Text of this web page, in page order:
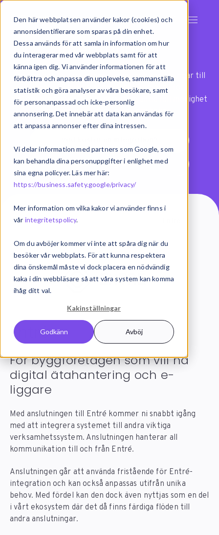
Den här webbplatsen använder kakor (cookies) och
annonsidentifierare som sparas på din enhet.
Dessa används för att samla in information om hur
du interagerar med vår webbplats samt för att
känna igen dig. Vi använder informationen för att
förbättra och anpassa din upplevelse, sammanställa
statistik och göra analyser av våra besökare, samt
för personanpassad och icke-personlig
annonsering. Det innebär att data kan användas för
att anpassa annonser efter dina intressen.
Vi delar information med partners som Google, som
kan behandla dina personuppgifter i enlighet med
sina egna policyer. Läs mer här:
https://business.safety.google/privacy/
Mer information om vilka kakor vi använder finns i
vår integritetspolicy.
Om du avböjer kommer vi inte att spåra dig när du
besöker vår webbplats. För att kunna respektera
dina önskemål måste vi dock placera en nödvändig
kaka i din webbläsare så att våra system kan komma
ihåg ditt val.
Kakinställningar
Godkänn Avböj
Integrationer
Exsitec har färdiga integrationer och anslutningar till
över 100 olika system. Med vår modell för
systemintegration har ni dessutom alltid full möjlighet
att anpassa flöden efter era behov.
Vad är integration?
Systemintegration
Entréintegration
För byggföretagen som vill ha
digital ätahantering och e-
liggare
Med anslutningen till Entré kommer ni snabbt igång
med att integrera systemet till andra viktiga
verksamhetssystem. Anslutningen hanterar all
kommunikation till och från Entré.
Anslutningen går att använda fristående för Entré-
integration och kan också anpassas utifrån unika
behov. Med fördel kan den dock även nyttjas som en del
i vårt ekosystem där det då finns färdiga flöden till
andra anslutningar.